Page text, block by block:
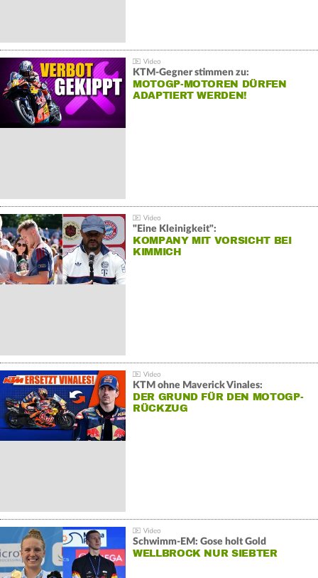
KTM-Gegner stimmen zu:
MOTOGP-MOTOREN DÜRFEN
ADAPTIERT WERDEN!
"Eine Kleinigkeit":
KOMPANY MIT VORSICHT BEI
KIMMICH
KTM ohne Maverick Vinales:
DER GRUND FÜR DEN MOTOGP-
RÜCKZUG
Schwimm-EM: Gose holt Gold
WELLBROCK NUR SIEBTER